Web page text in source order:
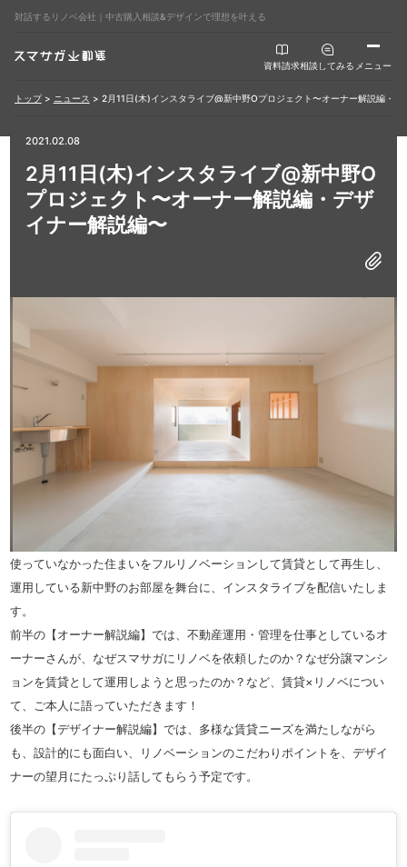
対話するリノベ会社｜中古購入相談&デザインで理想を叶える
メニュー
資料請求相談してみる
トップ> ニュース > 2月11日(木)インスタライブ@新中野Oプロジェクト〜オーナー解説編・デ
2021.02.08
2月11日(木)インスタライブ@新中野O
プロジェクト〜オーナー解説編・デザ
イナー解説編〜
使っていなかった住まいをフルリノベーションして賃貸として再生し、
運用している新中野のお部屋を舞台に、インスタライブを配信いたしま
す。
前半の【オーナー解説編】では、不動産運用・管理を仕事としているオ
ーナーさんが、なぜスマサガにリノベを依頼したのか？なぜ分譲マンシ
ョンを賃貸として運用しようと思ったのか？など、賃貸×リノベについ
て、ご本人に語っていただきます！
後半の【デザイナー解説編】では、多様な賃貸ニーズを満たしながら
も、設計的にも面白い、リノベーションのこだわりポイントを、デザイ
ナーの望月にたっぷり話してもらう予定です。